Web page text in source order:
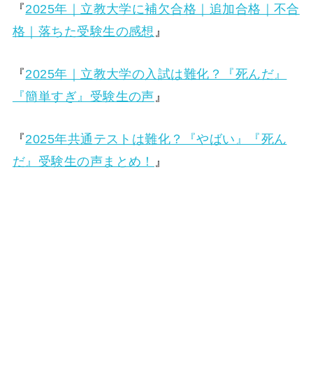
『2025年｜立教大学に補欠合格｜追加合格｜不合
格｜落ちた受験生の感想 』
『2025年｜立教大学の入試は難化？『死んだ』
『簡単すぎ』受験生の声 』
『2025年共通テストは難化？『やばい』『死ん
だ』受験生の声まとめ！ 』